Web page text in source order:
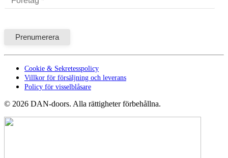
Cookie & Sekretesspolicy
Villkor för försäljning och leverans
Policy för visselblåsare
© 2026 DAN-doors. Alla rättigheter förbehållna.